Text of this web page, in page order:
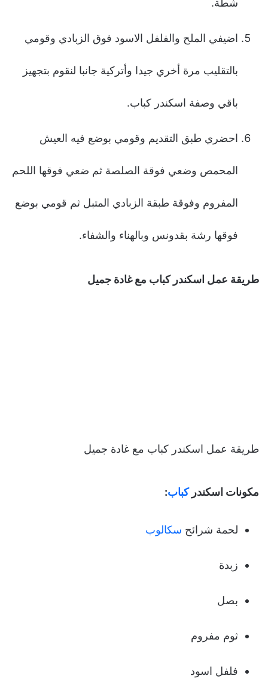
شطة.
اضيفي الملح والفلفل الاسود فوق الزبادي وقومي
بالتقليب مرة أخري جيدا وأتركية جانبا لنقوم بتجهيز
باقي وصفة اسكندر كباب.
احضري طبق التقديم وقومي بوضع فيه العيش
المحمص وضعي فوقة الصلصة ثم ضعي فوقها اللحم
المفروم وفوقة طبقة الزبادي المتبل ثم قومي بوضع
فوقها رشة بقدونس وبالهناء والشفاء.
طريقة عمل اسكندر كباب مع غادة جميل
طريقة عمل اسكندر كباب مع غادة جميل
مكونات اسكندركباب:
لحمة شرائح سكالوب
زبدة
بصل
ثوم مفروم
فلفل اسود